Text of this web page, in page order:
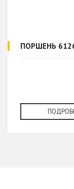
ПОРШЕНЬ